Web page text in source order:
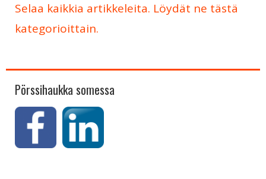
Selaa kaikkia artikkeleita. Löydät ne tästä
kategorioittain.
Pörssihaukka somessa